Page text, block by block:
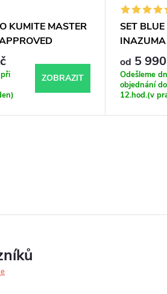
KUMITE MASTER
ZOBRAZIT
SET
od 5
Odešleme
objednání do
12.hod.(v